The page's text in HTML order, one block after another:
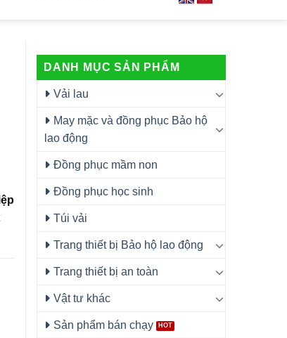
DANH MỤC SẢN PHẨM
Vải lau
May mặc và đồng phục Bảo hộ
lao động
Đồng phục mầm non
Đồng phục học sinh
Túi vải
Trang thiết bị Bảo hộ lao động
Trang thiết bị an toàn
Vật tư khác
Sản phẩm bán chạy